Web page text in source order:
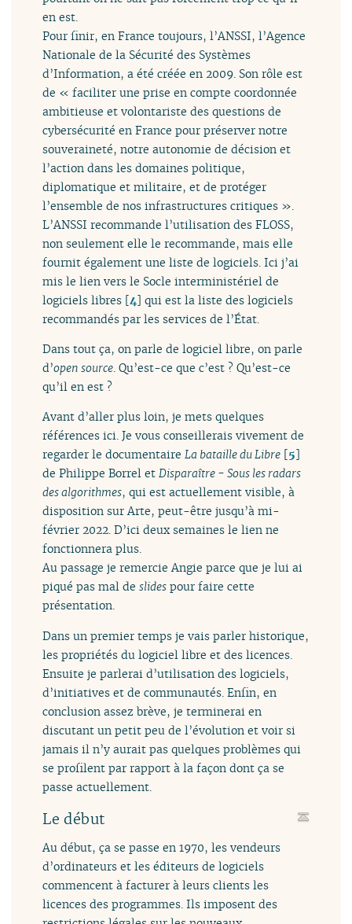
en est.
Pour finir, en France toujours, l’ANSSI, l’Agence
Nationale de la Sécurité des Systèmes
d’Information, a été créée en 2009. Son rôle est
de « faciliter une prise en compte coordonnée
ambitieuse et volontariste des questions de
cybersécurité en France pour préserver notre
souveraineté, notre autonomie de décision et
l’action dans les domaines politique,
diplomatique et militaire, et de protéger
l’ensemble de nos infrastructures critiques ».
L’ANSSI recommande l’utilisation des FLOSS,
non seulement elle le recommande, mais elle
fournit également une liste de logiciels. Ici j’ai
mis le lien vers le Socle interministériel de
logiciels libres [4] qui est la liste des logiciels
recommandés par les services de l’État.
Dans tout ça, on parle de logiciel libre, on parle
d’open source. Qu’est-ce que c’est ? Qu’est-ce
qu’il en est ?
Avant d’aller plus loin, je mets quelques
références ici. Je vous conseillerais vivement de
regarder le documentaireLa bataille du Libre [5]
de Philippe Borrel etDisparaître - Sous les radars
des algorithmes, qui est actuellement visible, à
disposition sur Arte, peut-être jusqu’à mi-
février 2022. D’ici deux semaines le lien ne
fonctionnera plus.
Au passage je remercie Angie parce que je lui ai
piqué pas mal deslides pour faire cette
présentation.
Dans un premier temps je vais parler historique,
les propriétés du logiciel libre et des licences.
Ensuite je parlerai d’utilisation des logiciels,
d’initiatives et de communautés. Enfin, en
conclusion assez brève, je terminerai en
discutant un petit peu de l’évolution et voir si
jamais il n’y aurait pas quelques problèmes qui
se profilent par rapport à la façon dont ça se
passe actuellement.
Le début
Au début, ça se passe en 1970, les vendeurs
d’ordinateurs et les éditeurs de logiciels
commencent à facturer à leurs clients les
licences des programmes. Ils imposent des